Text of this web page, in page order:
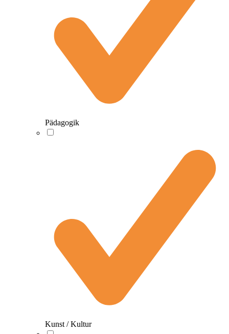
Pädagogik
Kunst / Kultur